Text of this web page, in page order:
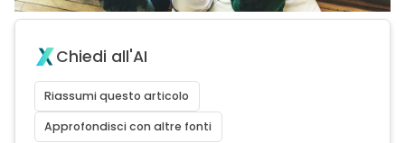
Chiedi all'AI
Riassumi questo articolo
Approfondisci con altre fonti